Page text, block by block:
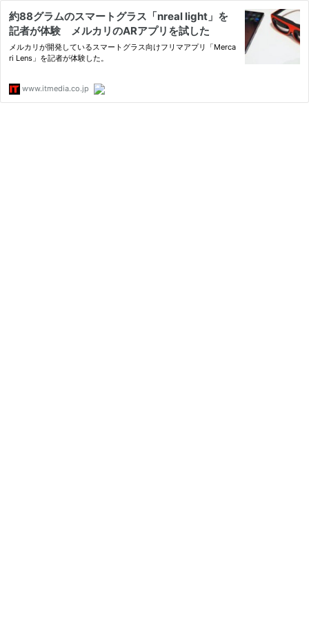
約88グラムのスマートグラス「nreal light」を
記者が体験 メルカリのARアプリを試した
メルカリが開発しているスマートグラス向けフリマアプリ「Merca
ri Lens」を記者が体験した。
www.itmedia.co.jp